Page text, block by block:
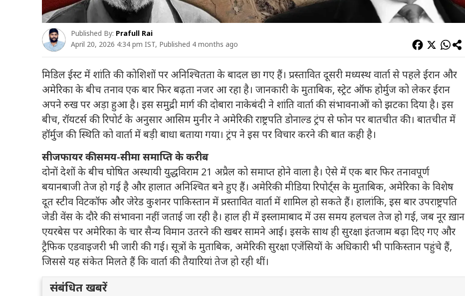
Published By: Prafull Rai
April 20, 2026 4:34 pm IST, Published 4 months ago
मिडिल ईस्ट में शांति की कोशिशों पर अनिश्चितता के बादल छा गए हैं। प्रस्तावित दूसरी मध्यस्थ वार्ता से पहलेईरान और
अमेरिकाके बीच तनाव एक बार फिर बढ़ता नजर आ रहा है। जानकारी के मुताबिक, स्ट्रेट ऑफ होर्मुजको लेकर ईरान
अपने रुख पर अड़ा हुआ है। इस समुद्री मार्ग की दोबारा नाकेबंदी ने शांति वार्ता की संभावनाओं को झटका दिया है। इस
बीच, रॉयटर्स की रिपोर्ट के अनुसार आसिममुनीरने अमेरिकी राष्ट्रपतिडोनाल्ड ट्रंप से फोन पर बातचीत की। बातचीत में
हॉर्मुज की स्थिति को वार्ता में बड़ी बाधा बताया गया। ट्रंप ने इस पर विचार करने की बात कही है।
सीजफायर की समय-सीमा समाप्ति के करीब
दोनों देशों के बीच घोषित अस्थायी युद्धविराम 21 अप्रैल को समाप्त होने वाला है। ऐसे में एक बार फिर तनावपूर्ण
बयानबाजी तेज हो गई है और हालात अनिश्चित बने हुए हैं। अमेरिकी मीडिया रिपोर्ट्स के मुताबिक, अमेरिका के विशेष
दूतस्टीव विटकॉफ औरजेरेड कुशनरपाकिस्तान में प्रस्तावित वार्ता में शामिल हो सकते हैं। हालांकि, इस बार उपराष्ट्रपति
जेडी वेंस के दौरे की संभावना नहीं जताई जा रही है। हाल ही मेंइस्लामाबादमें उस समय हलचल तेज हो गई, जबनूरख़ान
एयरबेसपर अमेरिका के चार सैन्य विमान उतरने की खबर सामने आई। इसके साथ ही सुरक्षा इंतजाम बढ़ा दिए गए और
ट्रैफिक एडवाइजरी भी जारी की गई। सूत्रों के मुताबिक, अमेरिकी सुरक्षा एजेंसियों के अधिकारी भी पाकिस्तान पहुंचे हैं,
जिससे यह संकेत मिलते हैं कि वार्ता की तैयारियां तेज हो रही थीं।
संबंधित खबरें